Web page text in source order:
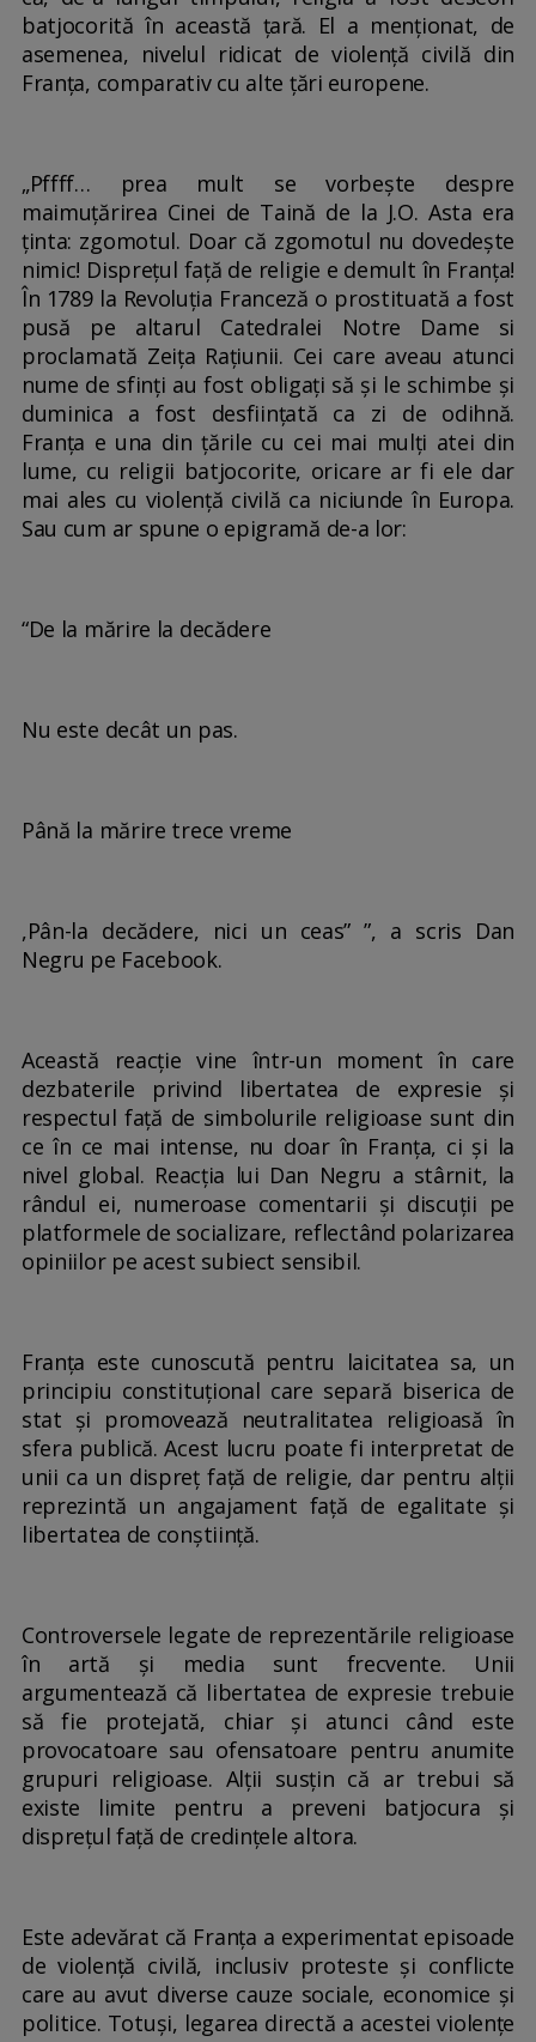
batjocorită în această țară. El a menționat, de
asemenea, nivelul ridicat de violență civilă din
Franța, comparativ cu alte țări europene.
„Pffff… prea mult se vorbește despre
maimuțărirea Cinei de Taină de la J.O. Asta era
ținta: zgomotul. Doar că zgomotul nu dovedește
nimic! Disprețul față de religie e demult în Franța!
În 1789 la Revoluția Franceză o prostituată a fost
pusă pe altarul Catedralei Notre Dame si
proclamată Zeița Rațiunii. Cei care aveau atunci
nume de sfinți au fost obligați să și le schimbe și
duminica a fost desființată ca zi de odihnă.
Franța e una din țările cu cei mai mulți atei din
lume, cu religii batjocorite, oricare ar fi ele dar
mai ales cu violență civilă ca niciunde în Europa.
Sau cum ar spune o epigramă de-a lor:
“De la mărire la decădere
Nu este decât un pas.
Până la mărire trece vreme
,Pân-la decădere, nici un ceas” ”, a scris Dan
Negru pe Facebook.
Această reacție vine într-un moment în care
dezbaterile privind libertatea de expresie și
respectul față de simbolurile religioase sunt din
ce în ce mai intense, nu doar în Franța, ci și la
nivel global. Reacția lui Dan Negru a stârnit, la
rândul ei, numeroase comentarii și discuții pe
platformele de socializare, reflectând polarizarea
opiniilor pe acest subiect sensibil.
Franța este cunoscută pentru laicitatea sa, un
principiu constituțional care separă biserica de
stat și promovează neutralitatea religioasă în
sfera publică. Acest lucru poate fi interpretat de
unii ca un dispreț față de religie, dar pentru alții
reprezintă un angajament față de egalitate și
libertatea de conștiință.
Controversele legate de reprezentările religioase
în artă și media sunt frecvente. Unii
argumentează că libertatea de expresie trebuie
să fie protejată, chiar și atunci când este
provocatoare sau ofensatoare pentru anumite
grupuri religioase. Alții susțin că ar trebui să
existe limite pentru a preveni batjocura și
disprețul față de credințele altora.
Este adevărat că Franța a experimentat episoade
de violență civilă, inclusiv proteste și conflicte
care au avut diverse cauze sociale, economice și
politice. Totuși, legarea directă a acestei violențe